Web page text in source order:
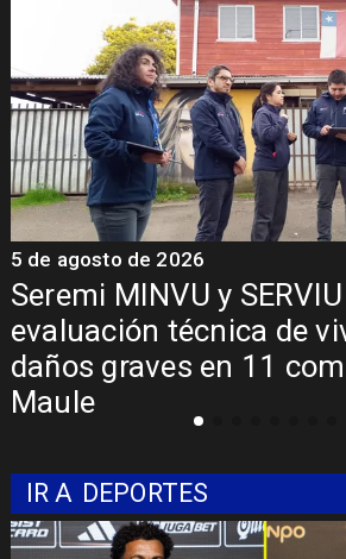
Fondo Orasmi entrega
familia de Romeral para
alimentación
con Síndrome de
5 de agosto de 2026
IR A DEPORTES